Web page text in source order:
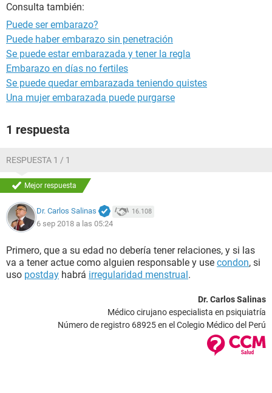
Consulta también:
Puede ser embarazo?
Puede haber embarazo sin penetración
Se puede estar embarazada y tener la regla
Embarazo en días no fertiles
Se puede quedar embarazada teniendo quistes
Una mujer embarazada puede purgarse
1 respuesta
RESPUESTA 1 / 1
Mejor respuesta
Dr. Carlos Salinas 16.108
6 sep 2018 a las 05:24
Primero, que a su edad no debería tener relaciones, y si las
va a tener actue como alguien responsable y use condon, si
uso postday habrá irregularidad menstrual.
Dr. Carlos Salinas
Médico cirujano especialista en psiquiatría
Número de registro 68925 en el Colegio Médico del Perú